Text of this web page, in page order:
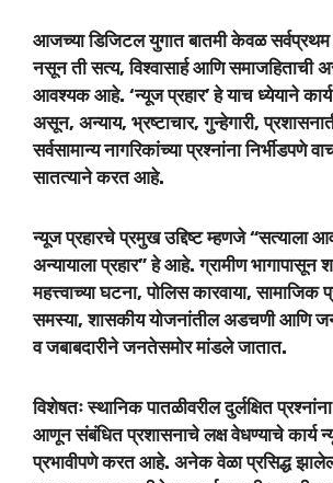
आजच्या डिजिटल युगात बातमी केवळ सर्वप्रथम
नसून ती सत्य, विश्वासार्ह आणि
आवश्यक आहे. ‘न्यूज प्रहार’ हे याच ध्येयाने कार्य
असून, अन्याय, भ्रष्टाचार, गुन्हेगारी,
सर्वसामान्य नागरिकांच्या प्रश्नांना निर्भीडपणे
सातत्याने करत आहे.
न्यूज प्रहारचे प्रमुख उद्दिष्ट म्हणजे “सत्याला
अन्यायाला प्रहार” हे आहे. ग्रामीण भागापासून
महत्त्वाच्या घटना, पोलिस कारवाया, सामाजिक
समस्या, शासकीय योजनांतील अडचणी आणि
व जबाबदारीने जनतेसमोर मांडले जातात.
विशेषतः स्थानिक पातळीवरील दुर्लक्षित
आणून संबंधित प्रशासनाचे लक्ष वेधण्याचे कार्य
प्रभावीपणे करत आहे. अनेक वेळा प्रसिद्ध